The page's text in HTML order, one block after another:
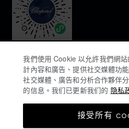
我們使用 Cookie 以允許我們網
計內容和廣告、提供社交媒體功
社交媒體、廣告和分析合作夥伴
的信息。我们已更新我们的 隐私
接受所有